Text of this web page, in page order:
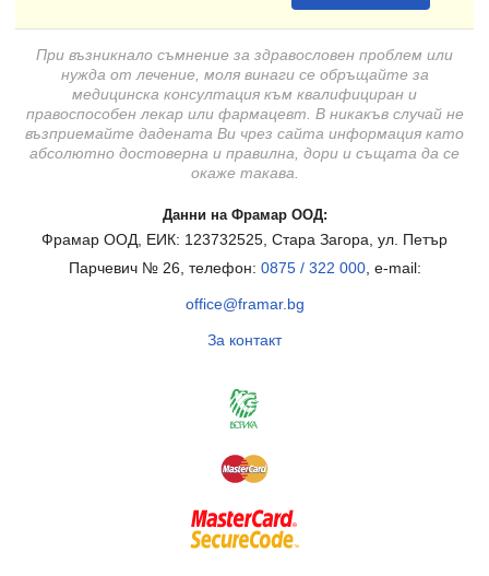
При възникнало съмнение за здравословен проблем или
нужда от лечение, моля винаги се обръщайте за
медицинска консултация към квалифициран и
правоспособен лекар или фармацевт. В никакъв случай не
възприемайте дадената Ви чрез сайта информация като
абсолютно достоверна и правилна, дори и същата да се
окаже такава.
Данни на Фрамар ООД:
Фрамар ООД, ЕИК: 123732525, Стара Загора, ул. Петър
Парчевич № 26, телефон: 0875 / 322 000, e-mail:
office@framar.bg
За контакт